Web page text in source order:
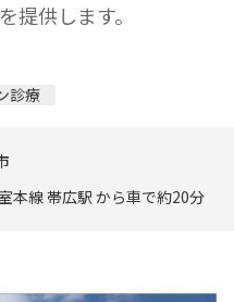
提供します。
診療
本線 帯広駅 から車で約20分